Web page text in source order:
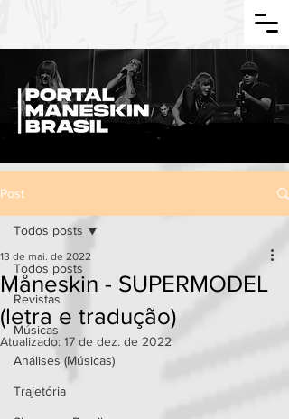
Post
Todos posts
Revistas
Músicas
Análises (Músicas)
Trajetória
Todos posts
Måneskin - SUPERMODEL
(letra e tradução)
13 de mai. de 2022
Atualizado: 17 de dez. de 2022